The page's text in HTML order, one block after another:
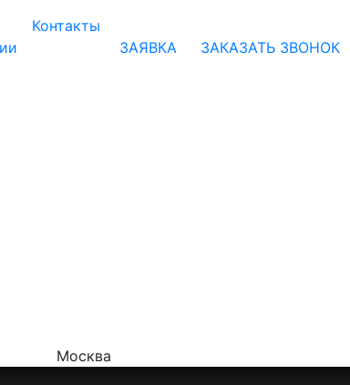
Контакты
ЗАЯВКА
ЗАКАЗАТЬ ЗВОНОК
Москва